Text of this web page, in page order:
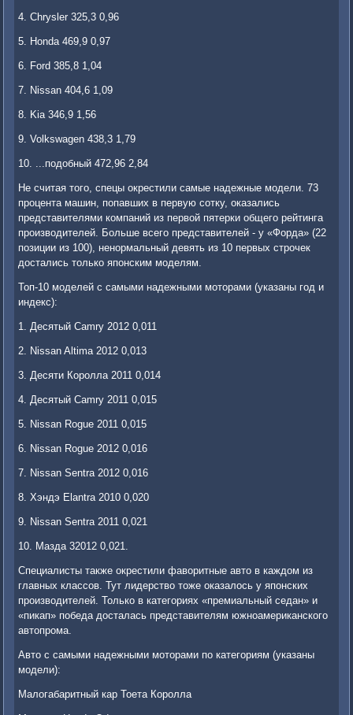
4. Chrysler 325,3 0,96
5. Honda 469,9 0,97
6. Ford 385,8 1,04
7. Nissan 404,6 1,09
8. Kia 346,9 1,56
9. Volkswagen 438,3 1,79
10. ...подобный 472,96 2,84
Не считая того, спецы окрестили самые надежные модели. 73
процента машин, попавших в первую сотку, оказались
представителями компаний из первой пятерки общего рейтинга
производителей. Больше всего представителей - у «Форда» (22
позиции из 100), ненормальный девять из 10 первых строчек
достались только японским моделям.
Топ-10 моделей с самыми надежными моторами (указаны год и
индекс):
1. Десятый Camry 2012 0,011
2. Nissan Altima 2012 0,013
3. Десяти Королла 2011 0,014
4. Десятый Camry 2011 0,015
5. Nissan Rogue 2011 0,015
6. Nissan Rogue 2012 0,016
7. Nissan Sentra 2012 0,016
8. Хэндэ Elantra 2010 0,020
9. Nissan Sentra 2011 0,021
10. Мазда 32012 0,021.
Специалисты также окрестили фаворитные авто в каждом из
главных классов. Тут лидерство тоже оказалось у японских
производителей. Только в категориях «премиальный седан» и
«пикап» победа досталась представителям южноамериканского
автопрома.
Авто с самыми надежными моторами по категориям (указаны
модели):
Малогабаритный кар Тоета Королла